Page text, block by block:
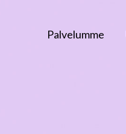
Palvelumme